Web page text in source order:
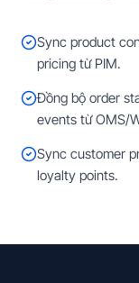
Sync product
pricing từ PIM.
Đồng bộ order
events từ OMS/
Sync customer
loyalty points.